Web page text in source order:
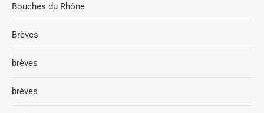
Bouches du Rhône
Brèves
brèves
brèves